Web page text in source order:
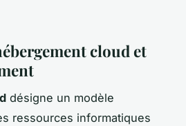
cloud et
désigne un modèle
ressources informatiques